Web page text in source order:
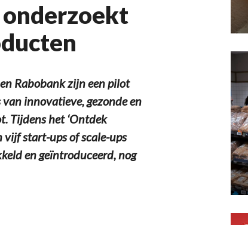
onderzoekt
Rabobank zijn een pilot
innovatieve, gezonde en
Tijdens het ‘Ontdek
vijf start-ups of scale-ups
en geïntroduceerd, nog